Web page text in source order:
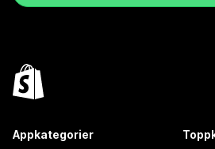
Appkategorier